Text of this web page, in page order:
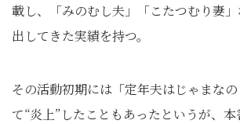
載し、「みのむし夫」「こたつむり妻
出してきた実績を持つ。
その活動初期には「定年夫はじゃまな
て“炎上”したこともあったというが、